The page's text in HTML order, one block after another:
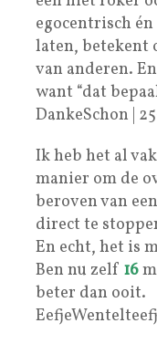
egocentrisch
laten, betekent
van anderen.
want “dat
DankeSchon |
Ik heb het al
manier om de
beroven van
direct te
En echt, het is
Ben nu zelf 16
beter dan ooit.